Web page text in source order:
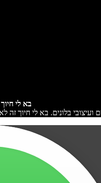
בא לי